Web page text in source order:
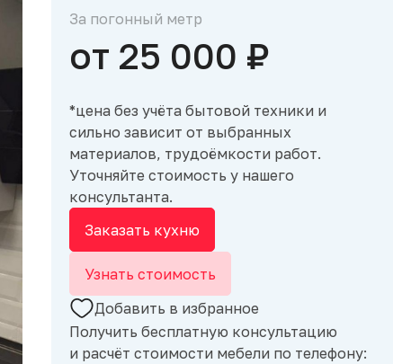
За погонный метр
от 25 000 ₽
*цена без учёта бытовой техники и
сильно зависит от выбранных
материалов, трудоёмкости работ.
Уточняйте стоимость у нашего
консультанта.
Заказать кухню
Узнать стоимость
Добавить в избранное
Получить бесплатную консультацию
и расчёт стоимости мебели по телефону: